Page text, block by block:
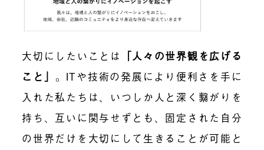
大切にしたいことは 「人々の世界観を広げる
こと」 。ITや技術の発展により便利さを手に
入れた私たちは、いつしか人と深く繋がりを
持ち、互いに関与せずとも、固定された自分
の世界だけを大切にして生きることが可能と